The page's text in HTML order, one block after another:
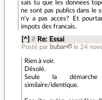
sais tu que les donnees
ne sont pas publics dans le
n'y a pas acces? Et
impots des francais.
[^] # Re: Essai
Posté par bubar🦥 le 24
Rien à voir.
Désolé.
Seule la
similaire/identique.